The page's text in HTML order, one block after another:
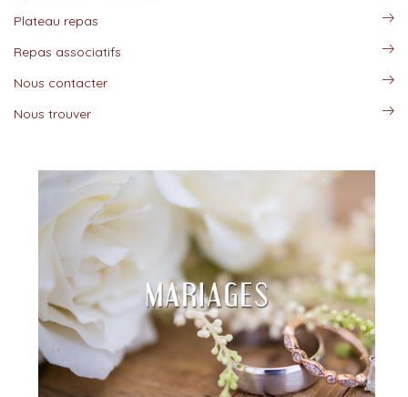
Plateau repas
Repas associatifs
Nous contacter
Nous trouver